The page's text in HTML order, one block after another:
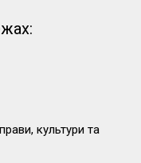
культури та